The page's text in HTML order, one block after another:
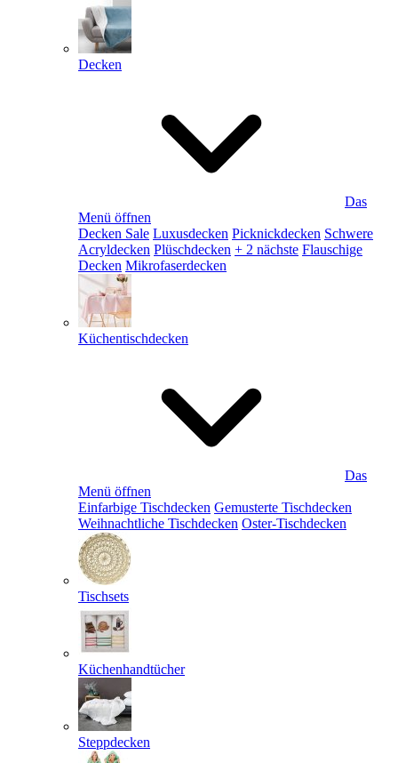
Decken
Das
Menü öffnen
Decken Sale Luxusdecken Picknickdecken Schwere
Acryldecken Plüschdecken + 2 nächste Flauschige
Decken Mikrofaserdecken
Küchentischdecken
Das
Menü öffnen
Einfarbige Tischdecken Gemusterte Tischdecken
Weihnachtliche Tischdecken Oster-Tischdecken
Tischsets
Küchenhandtücher
Steppdecken